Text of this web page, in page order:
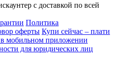
с доставкой по всей
Политика
оферты Купи сейчас – плати
в мобильном приложении
для юридических лиц